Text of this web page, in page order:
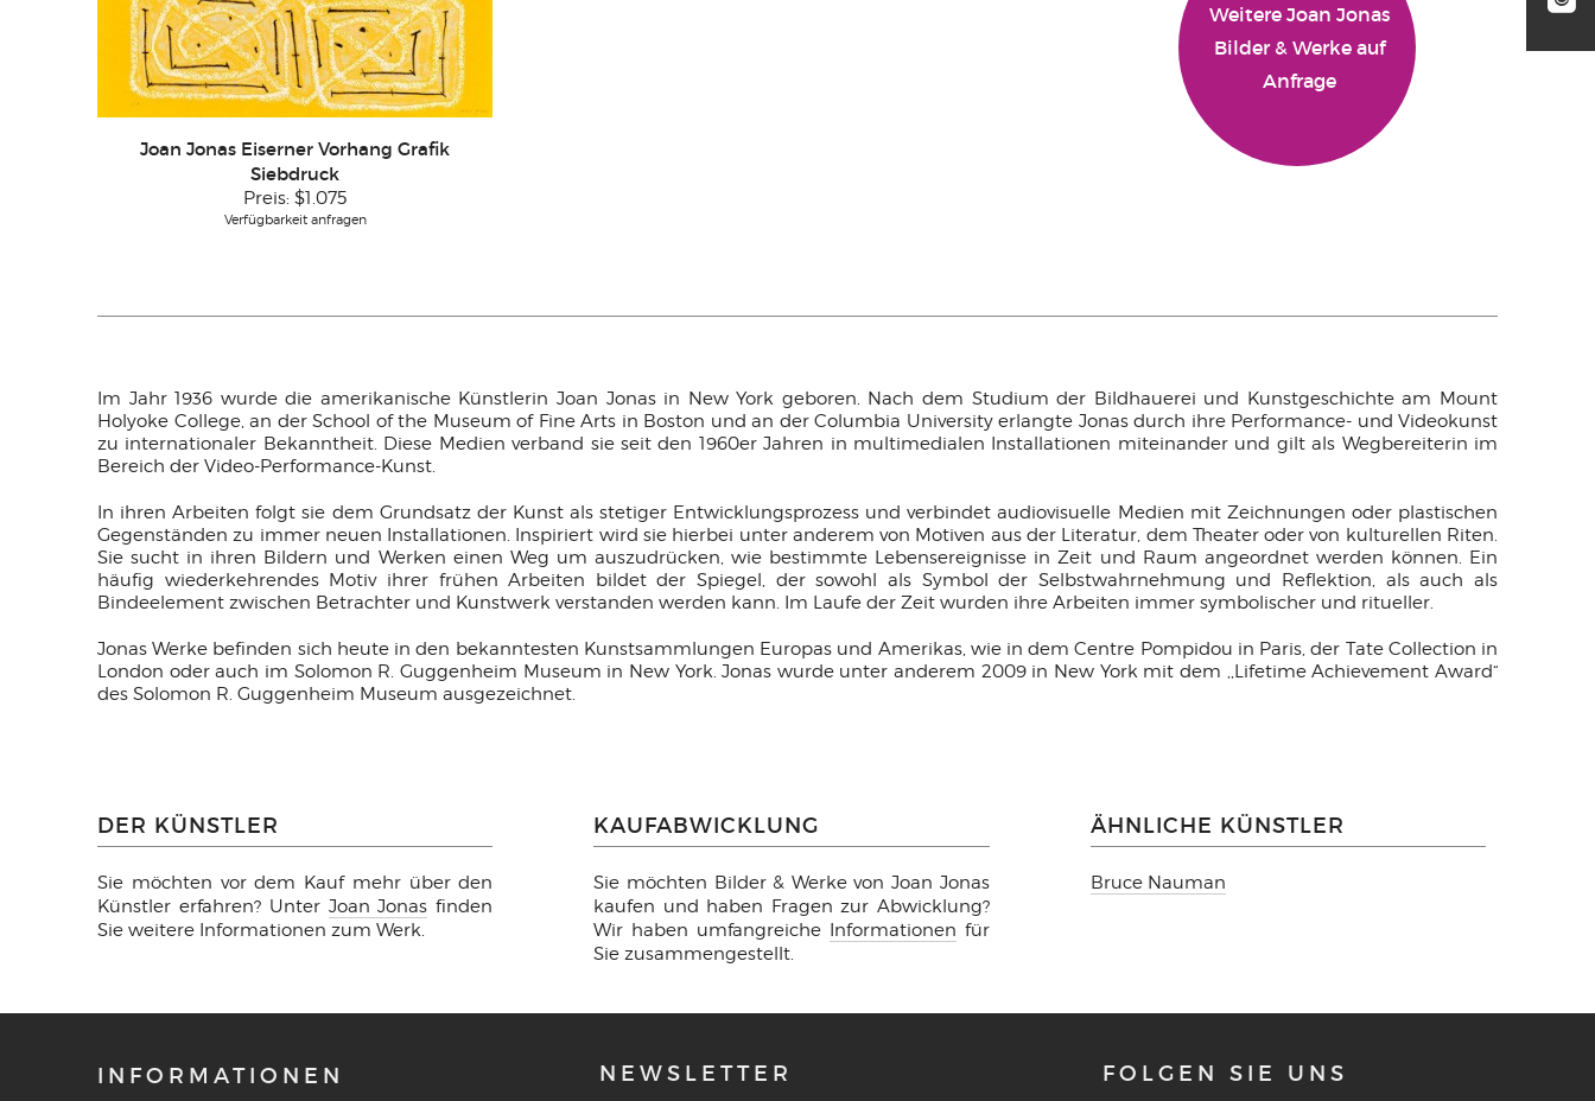
Joan Jonas Eiserner Vorhang Grafik
Siebdruck
Preis:$1.075
Verfügbarkeit anfragen
Weitere Joan Jonas
Bilder & Werke auf
Anfrage
Im Jahr 1936 wurde die amerikanische Künstlerin Joan Jonas in New York geboren. Nach dem Studium der Bildhauerei und Kunstgeschichte am Mount
Holyoke College, an der School of the Museum of Fine Arts in Boston und an der Columbia University erlangte Jonas durch ihre Performance- und Videokunst
zu internationaler Bekanntheit. Diese Medien verband sie seit den 1960er Jahren in multimedialen Installationen miteinander und gilt als Wegbereiterin im
Bereich der Video-Performance-Kunst.
In ihren Arbeiten folgt sie dem Grundsatz der Kunst als stetiger Entwicklungsprozess und verbindet audiovisuelle Medien mit Zeichnungen oder plastischen
Gegenständen zu immer neuen Installationen. Inspiriert wird sie hierbei unter anderem von Motiven aus der Literatur, dem Theater oder von kulturellen Riten.
Sie sucht in ihren Bildern und Werken einen Weg um auszudrücken, wie bestimmte Lebensereignisse in Zeit und Raum angeordnet werden können. Ein
häufig wiederkehrendes Motiv ihrer frühen Arbeiten bildet der Spiegel, der sowohl als Symbol der Selbstwahrnehmung und Reflektion, als auch als
Bindeelement zwischen Betrachter und Kunstwerk verstanden werden kann. Im Laufe der Zeit wurden ihre Arbeiten immer symbolischer und ritueller.
Jonas Werke befinden sich heute in den bekanntesten Kunstsammlungen Europas und Amerikas, wie in dem Centre Pompidou in Paris, der Tate Collection in
London oder auch im Solomon R. Guggenheim Museum in New York. Jonas wurde unter anderem 2009 in New York mit dem ,,Lifetime Achievement Award“
des Solomon R. Guggenheim Museum ausgezeichnet.
DER KÜNSTLER
Sie möchten vor dem Kauf mehr über den
Künstler erfahren? Unter Joan Jonas finden
Sie weitere Informationen zum Werk.
KAUFABWICKLUNG
Sie möchten Bilder & Werke von Joan Jonas
kaufen und haben Fragen zur Abwicklung?
Wir haben umfangreiche
Informationen für
Sie zusammengestellt.
ÄHNLICHE KÜNSTLER
Bruce Nauman
INFORMATIONEN NEWSLETTER FOLGEN SIE UNS